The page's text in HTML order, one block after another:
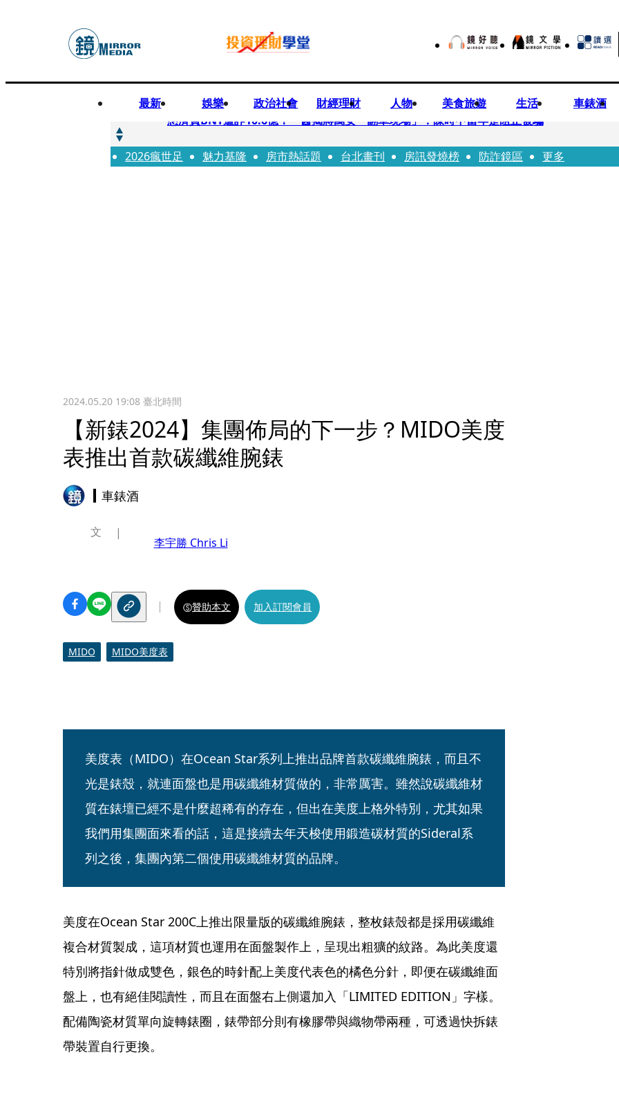
最新 娛樂 政治社會 財經理財 人物 美食旅遊 生活 車錶酒
快訊
慈濟買BNT遭詐10.6億！ 醫揭蔣萬安「翻車現場」：陳時中當年是阻止被騙
快訊
慈濟挨詐十億／跟陳時中道歉？ 蔣萬安嗆：當時政府買夠疫苗民間就不用採購
2026瘋世足 魅力基隆 房市熱話題 台北畫刊 房訊發燒榜 防詐鏡區 更多
2024.05.20 19:08臺北時間
【新錶2024】集團佈局的下一步？MIDO美度
表推出首款碳纖維腕錶
車錶酒
文
李宇勝 Chris Li
贊助本文 加入訂閱會員
MIDO MIDO美度表
美度表（MIDO）在Ocean Star系列上推出品牌首款碳纖維腕錶，而且不
光是錶殼，就連面盤也是用碳纖維材質做的，非常厲害。雖然說碳纖維材
質在錶壇已經不是什麼超稀有的存在，但出在美度上格外特別，尤其如果
我們用集團面來看的話，這是接續去年天梭使用鍛造碳材質的Sideral系
列之後，集團內第二個使用碳纖維材質的品牌。
美度在Ocean Star 200C上推出限量版的碳纖維腕錶，整枚錶殼都是採用碳纖維
複合材質製成，這項材質也運用在面盤製作上，呈現出粗獷的紋路。為此美度還
特別將指針做成雙色，銀色的時針配上美度代表色的橘色分針，即便在碳纖維面
盤上，也有絕佳閱讀性，而且在面盤右上側還加入「LIMITED EDITION」字樣。
配備陶瓷材質單向旋轉錶圈，錶帶部分則有橡膠帶與織物帶兩種，可透過快拆錶
帶裝置自行更換。